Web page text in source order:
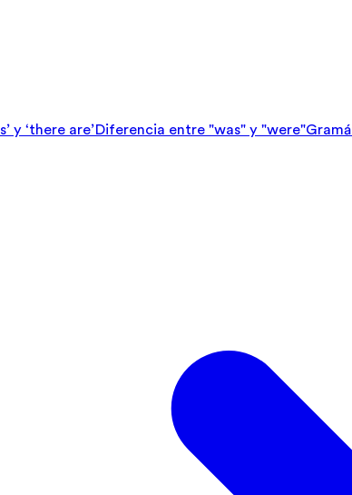
y ‘there are’Diferencia entre "was" y "were"